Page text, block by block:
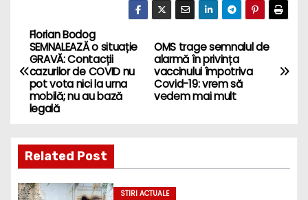
P
o
s
n
a
OMS trage semnalul de
alarmă în privința
vaccinului împotriva
Covid-19: vrem să
vedem mai mult
Florian Bodog
SEMNALEAZĂ o situație
GRAVĂ: Contacții
cazurilor de COVID nu
pot vota nici la urna
mobilă; nu au bază
legală
Related Post
STIRI ACTUALE